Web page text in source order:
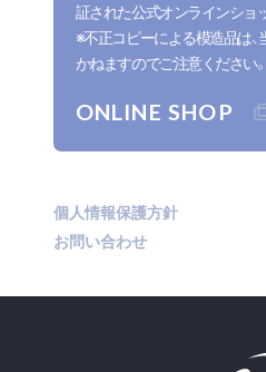
証された公式オンラインショ
※不正コピーによる模造品は
かねますのでご注意ください。
ONLINE SHOP
個人情報保護方針
お問い合わせ